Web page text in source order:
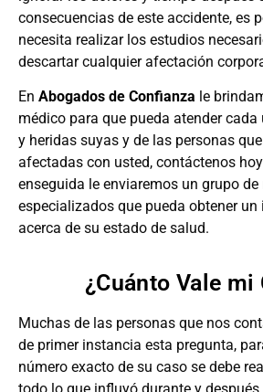
consecuencias de este accidente, es
necesita realizar los estudios
descartar cualquier afectación
En Abogados de Confianza le
médico para que pueda atender
y heridas suyas y de las personas
afectadas con usted, contáctenos
enseguida le enviaremos un grupo
especializados que pueda obtener
acerca de su estado de salud.
¿Cuánto Vale mi
Muchas de las personas que nos
de primer instancia esta pregunta,
número exacto de su caso se debe